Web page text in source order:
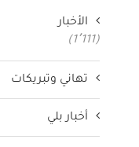
الأخبار
(1٬111)
تهاني وتبريكات
أخبار بلي